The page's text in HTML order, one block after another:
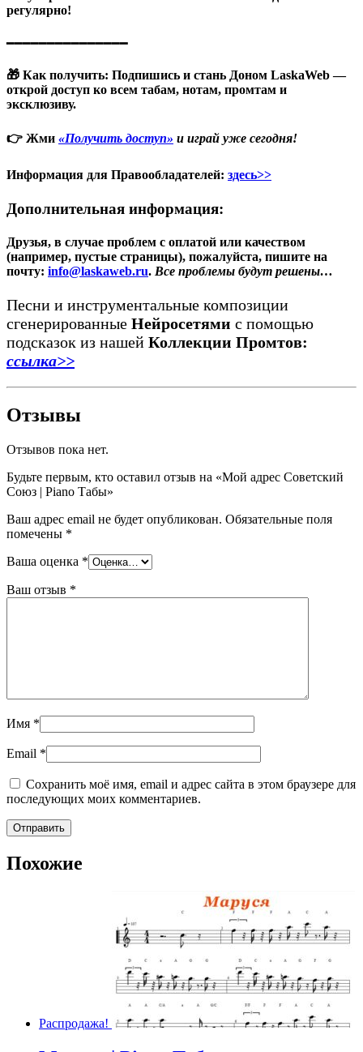
регулярно!
━━━━━━━━━━━━━━━
🎁 Как получить: Подпишись и стань Доном LaskaWeb —
открой доступ ко всем табам, нотам, промтам и
эксклюзиву.
👉 Жми «Получить доступ» и играй уже сегодня!
Информация для Правообладателей: здесь>>
Дополнительная информация:
Друзья, в случае проблем с оплатой или качеством
(например, пустые страницы), пожалуйста, пишите на
почту: info@laskaweb.ru. Все проблемы будут решены…
Песни и инструментальные композиции
сгенерированные Нейросетями с помощью
подсказок из нашей Коллекции Промтов:
ссылка>>
Отзывы
Отзывов пока нет.
Будьте первым, кто оставил отзыв на «Мой адрес Советский
Союз | Piano Табы»
Ваш адрес email не будет опубликован. Обязательные поля
помечены *
Ваша оценка *
Ваш отзыв *
Имя *
Email *
Сохранить моё имя, email и адрес сайта в этом браузере для
последующих моих комментариев.
Похожие
Распродажа!